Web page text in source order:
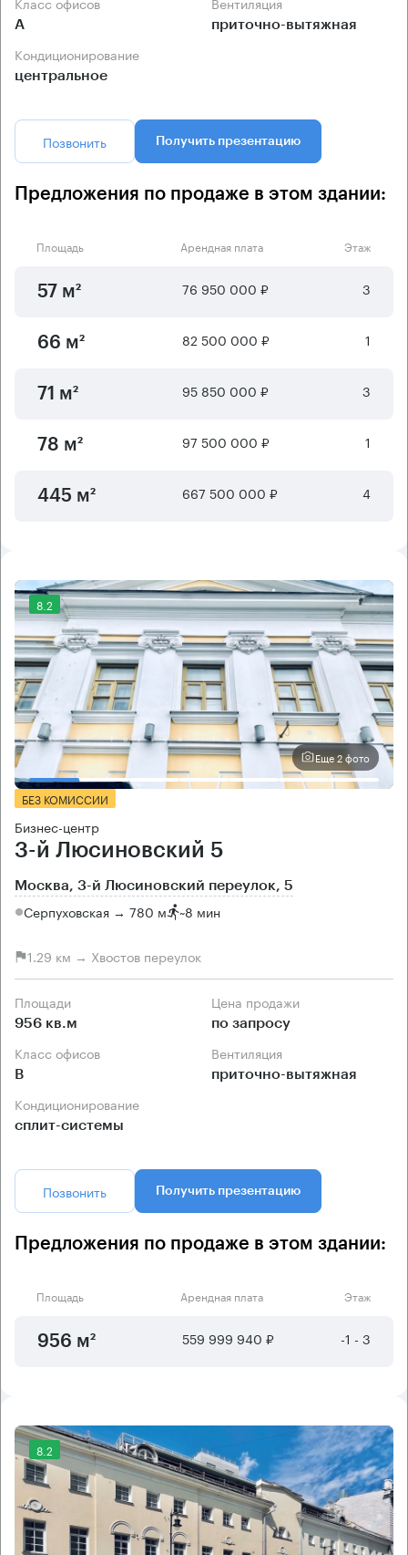
А приточно-вытяжная
Кондиционирование
центральное
Позвонить Получить презентацию
Предложения по продаже в этом здании:
Площадь Арендная плата Этаж
57 м² 76 950 000 ₽ 3
66 м² 82 500 000 ₽ 1
71 м² 95 850 000 ₽ 3
78 м² 97 500 000 ₽ 1
445 м² 667 500 000 ₽ 4
8.2
Еще 2 фото
БЕЗ КОМИССИИ
Бизнес-центр
3-й Люсиновский 5
Москва, 3-й Люсиновский переулок, 5
Серпуховская → 780 м ~8 мин
1.29 км → Хвостов переулок
Площади
956 кв.м
Цена продажи
по запросу
Класс офисов
B
Вентиляция
приточно-вытяжная
Кондиционирование
сплит-системы
Позвонить Получить презентацию
Предложения по продаже в этом здании:
Площадь Арендная плата Этаж
956 м² 559 999 940 ₽ -1 - 3
8.2